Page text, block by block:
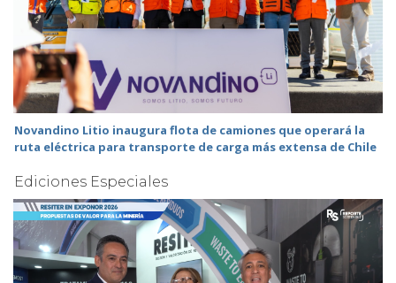
Novandino Litio inaugura flota de camiones que operará la
ruta eléctrica para transporte de carga más extensa de Chile
Ediciones Especiales